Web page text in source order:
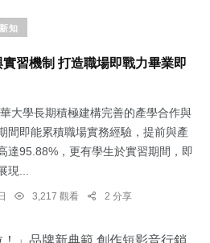
知
習機制 打造職場即戰力畢業即
大學長期積極建構完善的產學合作與
間即能累積職場實務經驗，提前與產
達95.88%，更有學生於實習期間，即
現...
3,217 觀看 2 分享